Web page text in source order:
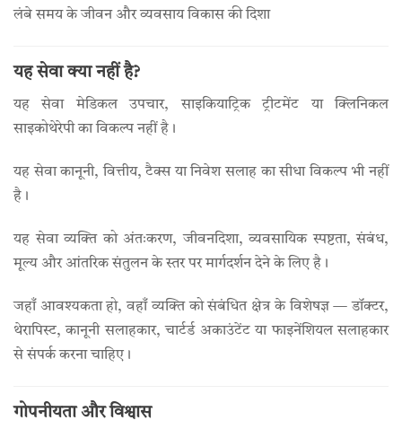
लंबे समय के जीवन और व्यवसाय विकास की दिशा
यह सेवा क्या नहीं है?
यह सेवा मेडिकल उपचार, साइकियाट्रिक ट्रीटमेंट या क्लिनिकल
साइकोथेरेपी का विकल्प नहीं है।
यह सेवा कानूनी, वित्तीय, टैक्स या निवेश सलाह का सीधा विकल्प भी नहीं
है।
यह सेवा व्यक्ति को अंतःकरण, जीवनदिशा, व्यवसायिक स्पष्टता, संबंध,
मूल्य और आंतरिक संतुलन के स्तर पर मार्गदर्शन देने के लिए है।
जहाँ आवश्यकता हो, वहाँ व्यक्ति को संबंधित क्षेत्र के विशेषज्ञ — डॉक्टर,
थेरापिस्ट, कानूनी सलाहकार, चार्टर्ड अकाउंटेंट या फाइनेंशियल सलाहकार
से संपर्क करना चाहिए।
गोपनीयता और विश्वास